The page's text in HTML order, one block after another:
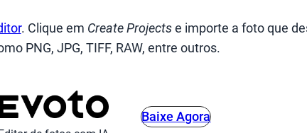
. Clique em Create Projectse importe a foto que
PNG, JPG, TIFF, RAW, entre outros.
Baixe Agora